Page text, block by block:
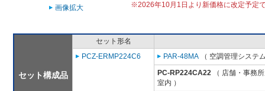
画像拡大
※2026年10月1日より新価格に改定予定
セット構成品
セット形名
PCZ-ERMP224C6
PAR-48MA （ 空調管理システ
PC-RP224CA22 （ 店舗・事務
室内 ）